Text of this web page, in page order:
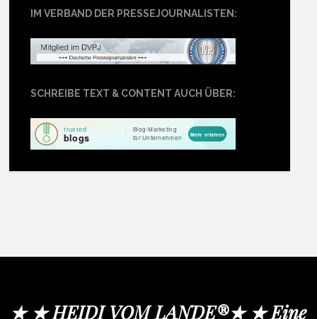
IM VERBAND DER PRESSEJOURNALISTEN:
SCHREIBE TEXT & CONTENT AUCH ÜBER:
★ ★ HEIDI VOM LANDE®★ ★ Eine